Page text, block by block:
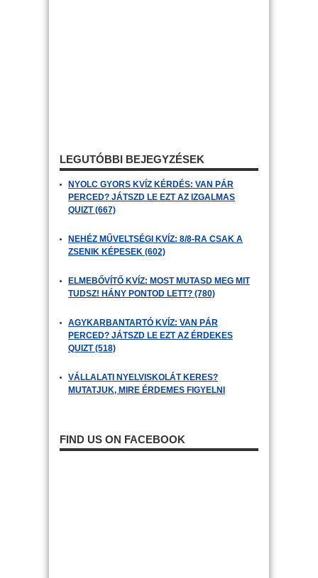
LEGUTÓBBI BEJEGYZÉSEK
NYOLC GYORS KVÍZ KÉRDÉS: VAN PÁR
PERCED? JÁTSZD LE EZT AZ IZGALMAS
QUIZT (667)
NEHÉZ MŰVELTSÉGI KVÍZ: 8/8-RA CSAK A
ZSENIK KÉPESEK (602)
ELMEBŐVÍTŐ KVÍZ: MOST MUTASD MEG MIT
TUDSZ! HÁNY PONTOD LETT? (780)
AGYKARBANTARTÓ KVÍZ: VAN PÁR
PERCED? JÁTSZD LE EZT AZ ÉRDEKES
QUIZT (518)
VÁLLALATI NYELVISKOLÁT KERES?
MUTATJUK, MIRE ÉRDEMES FIGYELNI
FIND US ON FACEBOOK